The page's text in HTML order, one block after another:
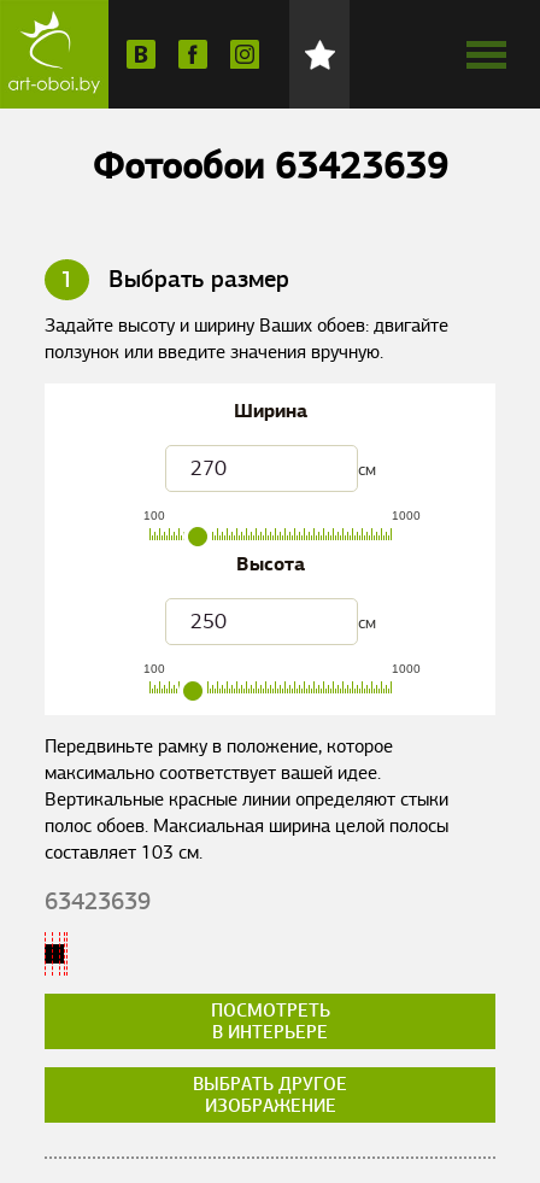
Фотообои 63423639
1 Выбрать размер
Задайте высоту и ширину Ваших обоев: двигайте
ползунок или введите значения вручную.
Ширина
см
100 1000
Высота
см
100 1000
Передвиньте рамку в положение, которое
максимально соответствует вашей идее.
Вертикальные красные линии определяют стыки
полос обоев. Максиальная ширина целой полосы
составляет 103 см.
63423639
ПОСМОТРЕТЬ
В ИНТЕРЬЕРЕ
ВЫБРАТЬ ДРУГОЕ
ИЗОБРАЖЕНИЕ